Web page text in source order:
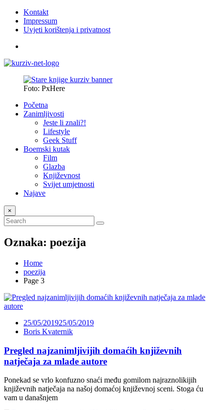
Kontakt
Impressum
Uvjeti korištenja i privatnost
Foto: PxHere
Početna
Zanimljivosti
Jeste li znali?!
Lifestyle
Geek Stuff
Boemski kutak
Film
Glazba
Književnost
Svijet umjetnosti
Najave
×
Oznaka: poezija
Home
poezija
Page 3
25/05/201925/05/2019
Boris Kvaternik
Pregled najzanimljivijih domaćih književnih
natječaja za mlade autore
Ponekad se vrlo konfuzno snaći među gomilom najraznolikijih
književnih natječaja na našoj domaćoj književnoj sceni. Stoga ću
vam u današnjem